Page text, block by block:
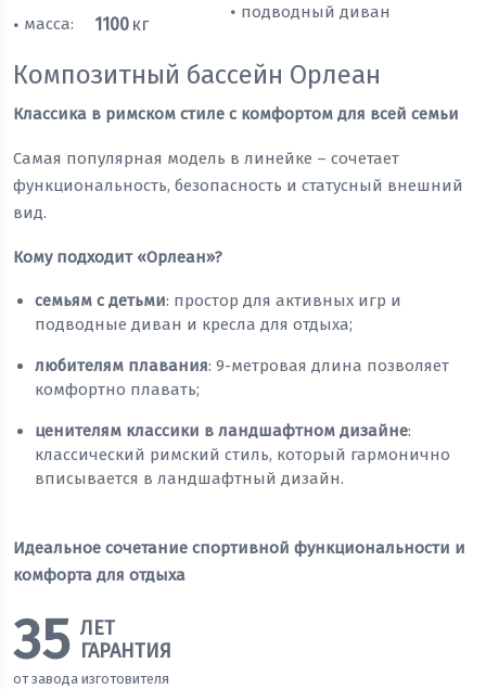
• масса: 1100 кг
• подводный диван
Композитный бассейн Орлеан
Классика в римском стиле с комфортом для всей семьи
Самая популярная модель в линейке – сочетает
функциональность, безопасность и статусный внешний
вид.
Кому подходит «Орлеан»?
семьям с детьми: простор для активных игр и
подводные диван и кресла для отдыха;
любителям плавания: 9-метровая длина позволяет
комфортно плавать;
ценителям классики в ландшафтном дизайне:
классический римский стиль, который гармонично
вписывается в ландшафтный дизайн.
Идеальное сочетание спортивной функциональности и
комфорта для отдыха
35 ЛЕТ
ГАРАНТИЯ
от завода изготовителя